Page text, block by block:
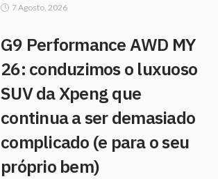
7 Agosto, 2026
G9 Performance AWD MY
26: conduzimos o luxuoso
SUV da Xpeng que
continua a ser demasiado
complicado (e para o seu
próprio bem)